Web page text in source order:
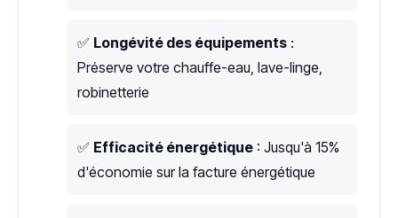
✅ Longévité des équipements :
Préserve votre chauffe-eau, lave-linge,
robinetterie
✅ Efficacité énergétique : Jusqu'à 15%
d'économie sur la facture énergétique